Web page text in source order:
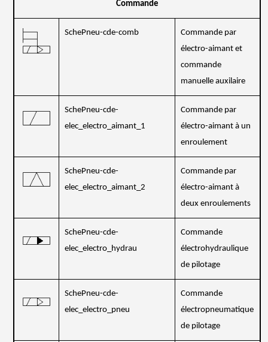
Commande
SchePneu-cde-comb
Commande par
électro-aimant et
commande
manuelle auxilaire
SchePneu-cde-
elec_electro_aimant_1
Commande par
électro-aimant à un
enroulement
SchePneu-cde-
elec_electro_aimant_2
Commande par
électro-aimant à
deux enroulements
SchePneu-cde-
elec_electro_hydrau
Commande
électrohydraulique
de pilotage
SchePneu-cde-
elec_electro_pneu
Commande
électropneumatique
de pilotage